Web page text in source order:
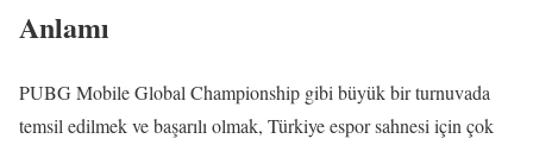
Anlamı
PUBG Mobile Global Championship gibi büyük bir turnuvada
temsil edilmek ve başarılı olmak, Türkiye espor sahnesi için çok